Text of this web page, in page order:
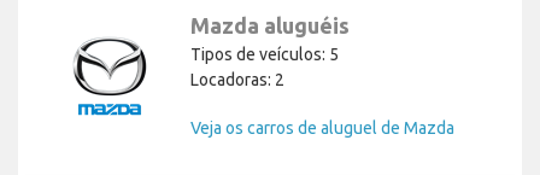
Mazda aluguéis
Tipos de veículos: 5
Locadoras: 2
Veja os carros de aluguel de Mazda